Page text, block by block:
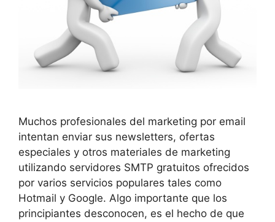
Muchos profesionales del marketing por email
intentan enviar sus newsletters, ofertas
especiales y otros materiales de marketing
utilizando servidores SMTP gratuitos ofrecidos
por varios servicios populares tales como
Hotmail y Google. Algo importante que los
principiantes desconocen, es el hecho de que